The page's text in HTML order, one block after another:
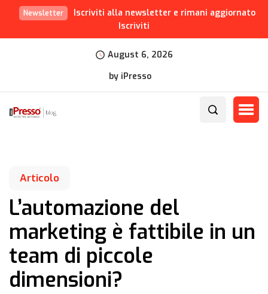
Newsletter
Iscriviti alla newsletter e rimani aggiornato
Iscriviti
August 6, 2026
by iPresso
Articolo
L’automazione del
marketing è fattibile in un
team di piccole
dimensioni?